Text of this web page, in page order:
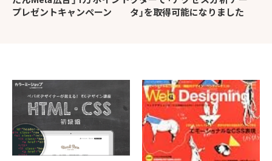
プレゼントキャンペーン
タ」を取得可能になりました